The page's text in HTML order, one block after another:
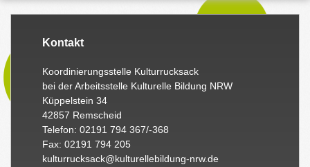
Kontakt
Koordinierungsstelle Kulturrucksack
bei der Arbeitsstelle Kulturelle Bildung NRW
Küppelstein 34
42857 Remscheid
Telefon: 02191 794 367/-368
Fax: 02191 794 205
kulturrucksack@kulturellebildung-nrw.de